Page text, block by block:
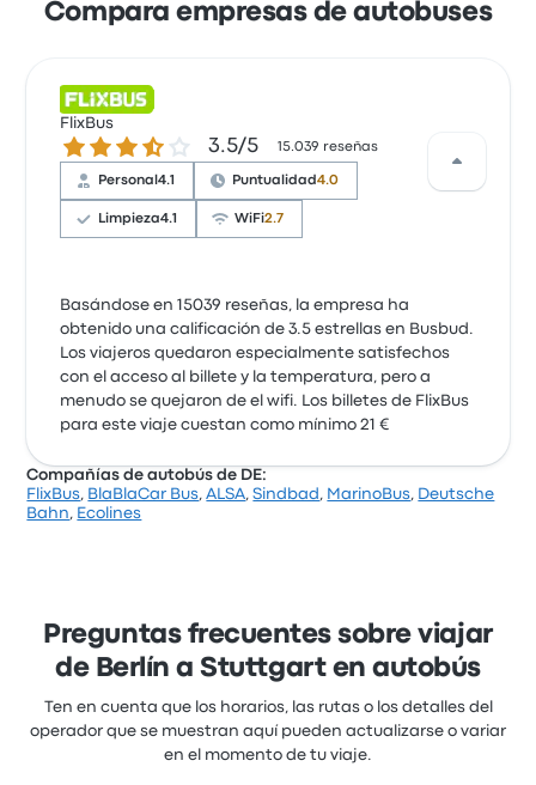
Compara empresas de autobuses
FlixBus
3.5 sobre 5 estrellas
3.5/5 15.039 reseñas
Personal4.1 Puntualidad4.0
Limpieza4.1 WiFi2.7
Basándose en 15039 reseñas, la empresa ha
obtenido una calificación de 3.5 estrellas en Busbud.
Los viajeros quedaron especialmente satisfechos
con el acceso al billete y la temperatura, pero a
menudo se quejaron de el wifi. Los billetes de FlixBus
para este viaje cuestan como mínimo 21 €
Compañías de autobús de DE:
FlixBus, BlaBlaCar Bus,ALSA,Sindbad , MarinoBus, Deutsche
Bahn, Ecolines
Preguntas frecuentes sobre viajar
de Berlín a Stuttgart en autobús
Ten en cuenta que los horarios, las rutas o los detalles del
operador que se muestran aquí pueden actualizarse o variar
en el momento de tu viaje.